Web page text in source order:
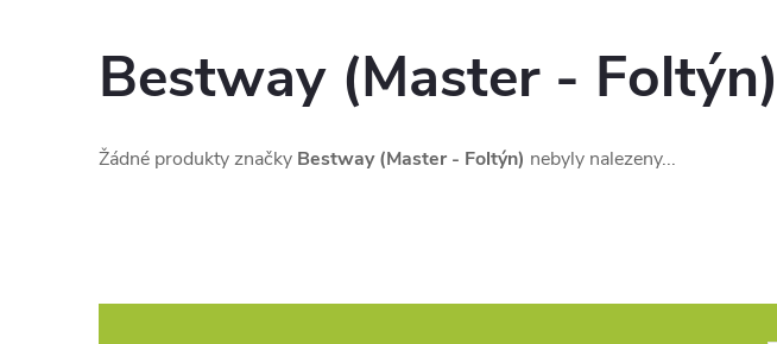
Bestway (Master - Foltýn)
Žádné produkty značky Bestway (Master - Foltýn) nebyly nalezeny...